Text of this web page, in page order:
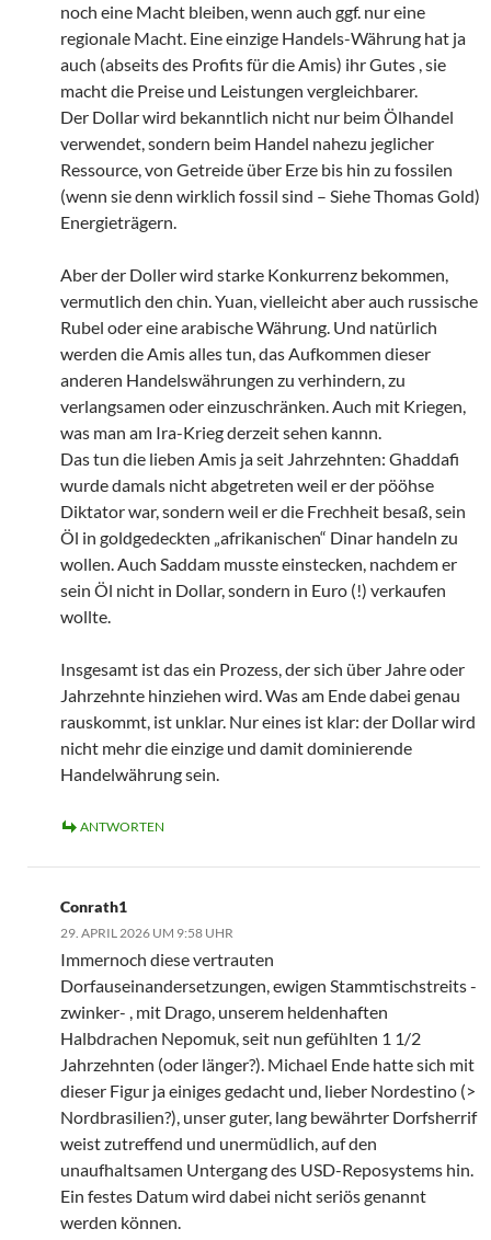
noch eine Macht bleiben, wenn auch ggf. nur eine
regionale Macht. Eine einzige Handels-Währung hat ja
auch (abseits des Profits für die Amis) ihr Gutes , sie
macht die Preise und Leistungen vergleichbarer.
Der Dollar wird bekanntlich nicht nur beim Ölhandel
verwendet, sondern beim Handel nahezu jeglicher
Ressource, von Getreide über Erze bis hin zu fossilen
(wenn sie denn wirklich fossil sind – Siehe Thomas Gold)
Energieträgern.
Aber der Doller wird starke Konkurrenz bekommen,
vermutlich den chin. Yuan, vielleicht aber auch russische
Rubel oder eine arabische Währung. Und natürlich
werden die Amis alles tun, das Aufkommen dieser
anderen Handelswährungen zu verhindern, zu
verlangsamen oder einzuschränken. Auch mit Kriegen,
was man am Ira-Krieg derzeit sehen kannn.
Das tun die lieben Amis ja seit Jahrzehnten: Ghaddafi
wurde damals nicht abgetreten weil er der pööhse
Diktator war, sondern weil er die Frechheit besaß, sein
Öl in goldgedeckten „afrikanischen“ Dinar handeln zu
wollen. Auch Saddam musste einstecken, nachdem er
sein Öl nicht in Dollar, sondern in Euro (!) verkaufen
wollte.
Insgesamt ist das ein Prozess, der sich über Jahre oder
Jahrzehnte hinziehen wird. Was am Ende dabei genau
rauskommt, ist unklar. Nur eines ist klar: der Dollar wird
nicht mehr die einzige und damit dominierende
Handelwährung sein.
ANTWORTEN
Conrath1
29. APRIL 2026 UM 9:58 UHR
Immernoch diese vertrauten
Dorfauseinandersetzungen, ewigen Stammtischstreits -
zwinker- , mit Drago, unserem heldenhaften
Halbdrachen Nepomuk, seit nun gefühlten 1 1/2
Jahrzehnten (oder länger?). Michael Ende hatte sich mit
dieser Figur ja einiges gedacht und, lieber Nordestino (>
Nordbrasilien?), unser guter, lang bewährter Dorfsherrif
weist zutreffend und unermüdlich, auf den
unaufhaltsamen Untergang des USD-Reposystems hin.
Ein festes Datum wird dabei nicht seriös genannt
werden können.